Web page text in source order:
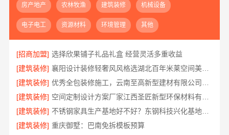
房产地产 农林牧渔 建筑装修 机械设备
电子电工 资源材料 环境管理 其他
[招商加盟] 选择欣果铺子礼品礼盒 经营灵活多重收益
[建筑装修]
襄阳设计装修轻奢风风格选湖北百年米莱空间美学装饰材料有限公司
[建筑装修]
[建筑装修]
[建筑装修]
[建筑装修] 重庆御墅：巴南免拆模板预算